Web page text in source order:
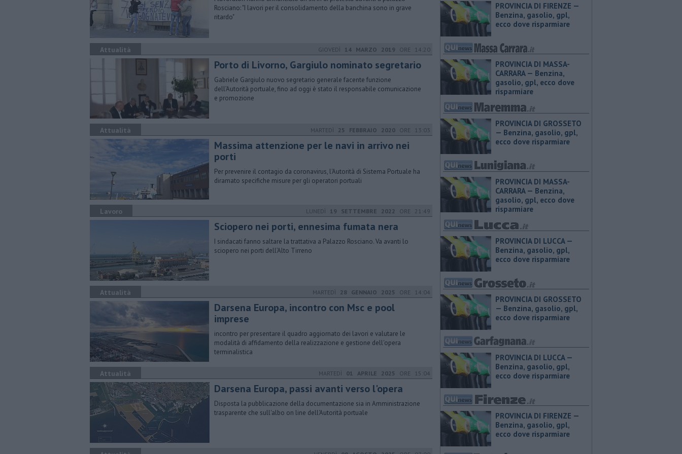
Rosciano: "I lavori per il consolidamento della banchina sono in grave
ritardo"
Attualità GIOVEDÌ 14 MARZO 2019 ORE 14:20
Porto di Livorno, Gargiulo nominato segretario
​Gabriele Gargiulo nuovo segretario generale facente funzione
dell’Autorità portuale, fino ad oggi è stato il responsabile comunicazione
e promozione
Attualità MARTEDÌ 25 FEBBRAIO 2020 ORE 13:03
Massima attenzione per le navi in arrivo nei
porti
Per prevenire il contagio da coronavirus, l'Autorità di Sistema Portuale ha
diramato specifiche misure per gli operatori portuali
Lavoro LUNEDÌ 19 SETTEMBRE 2022 ORE 21:49
Sciopero nei porti, ennesima fumata nera
I sindacati fanno saltare la trattativa a Palazzo Rosciano. Va avanti lo
sciopero nei porti dell’Alto Tirreno
Attualità MARTEDÌ 28 GENNAIO 2025 ORE 14:04
Darsena Europa, incontro con Msc e pool
imprese
incontro per presentare il quadro aggiornato dei lavori e valutare le
modalità di affidamento della realizzazione e gestione dell'opera
terminalistica
Attualità MARTEDÌ 01 APRILE 2025 ORE 15:04
Darsena Europa, passi avanti verso l'opera
Disposta la pubblicazione della documentazione sia in Amministrazione
trasparente che sull'albo on line dell'Autorità portuale
PROVINCIA DI FIRENZE — ​
Benzina, gasolio, gpl,
ecco dove risparmiare
PROVINCIA DI MASSA-
CARRARA — ​Benzina,
gasolio, gpl, ecco dove
risparmiare
PROVINCIA DI GROSSETO
— ​Benzina, gasolio, gpl,
ecco dove risparmiare
PROVINCIA DI MASSA-
CARRARA — ​Benzina,
gasolio, gpl, ecco dove
risparmiare
PROVINCIA DI LUCCA — ​
Benzina, gasolio, gpl,
ecco dove risparmiare
PROVINCIA DI GROSSETO
— ​Benzina, gasolio, gpl,
ecco dove risparmiare
PROVINCIA DI LUCCA — ​
Benzina, gasolio, gpl,
ecco dove risparmiare
PROVINCIA DI FIRENZE — ​
Benzina, gasolio, gpl,
ecco dove risparmiare